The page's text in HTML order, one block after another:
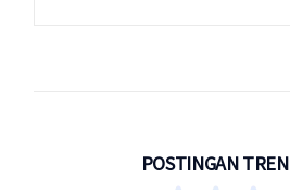
POSTINGAN TREN